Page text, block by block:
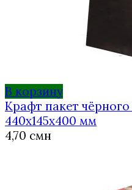
В корзину
Крафт пакет
440х145х400 мм
4,70 смн